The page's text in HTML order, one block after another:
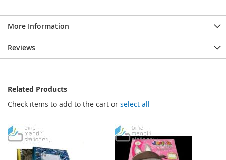
More Information
Reviews
Related Products
Check items to add to the cart or select all